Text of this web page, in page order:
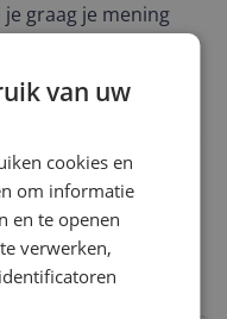
graag je mening
schrijven van je
duurt het schrijven
3 en 10 minuten.
een betere
maand kans op
van uw
cookies en
om informatie
en te openen
verwerken,